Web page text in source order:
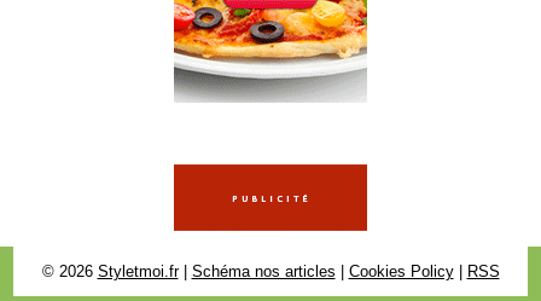
© 2026 Styletmoi.fr| Schéma nos articles Cookies Policy| RSS